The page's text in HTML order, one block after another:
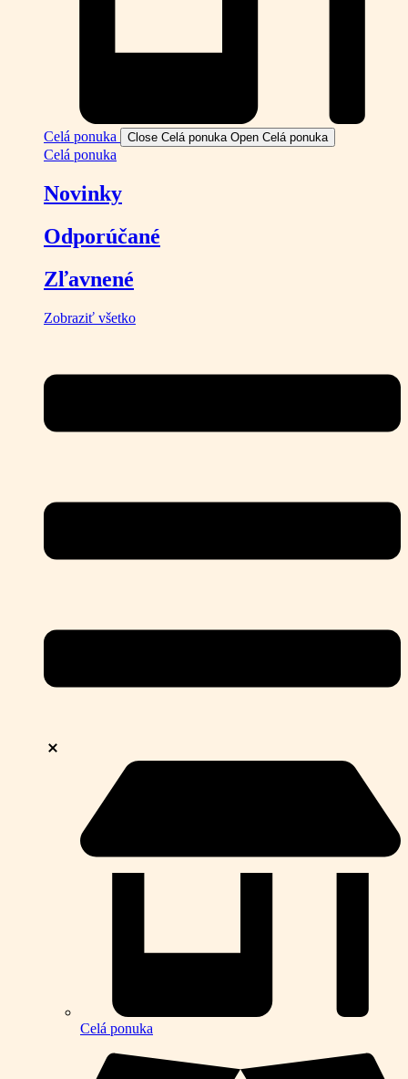
Celá ponuka Close Celá ponuka Open Celá ponuka
Celá ponuka
Novinky
Odporúčané
Zľavnené
Zobraziť všetko
Celá ponuka